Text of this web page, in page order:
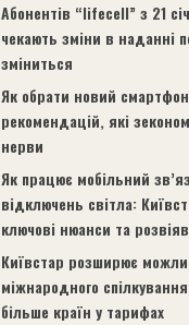
Абонентів “lifecell” з 21
чекають зміни в наданні
зміниться
Як обрати новий
рекомендацій, які
нерви
Як працює мобільний
відключень світла:
ключові нюанси та
Київстар розширює
міжнародного
більше країн у тарифах